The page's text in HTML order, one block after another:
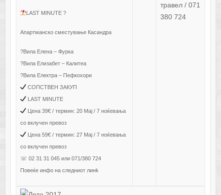
LAST MINUTE ?
Апартманско сместување Касандра
?Вила Елена – Фурка
?Вила Елизабет – Калитеа
?Вила Електра – Пефкохори
СОПСТВЕН ЗАКУП
LAST MINUTE
Цена 39€ / термин: 20 Мај / 7 ноќевања
со вклучен превоз
Цена 59€ / термин: 27 Мај / 7 ноќевања
со вклучен превоз
☏ 02 31 31 045 или 071/380 724
Повеќе инфо на следниот линk
травел / 071
380 724